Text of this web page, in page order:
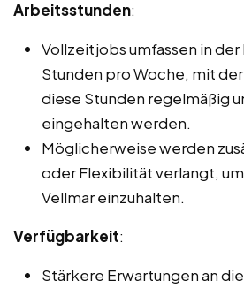
Arbeitsstunden:
Vollzeitjobs umfassen in
Stunden pro Woche, mit
diese Stunden regelmäßig
eingehalten werden.
Möglicherweise werden
oder Flexibilität verlangt,
Vellmar einzuhalten.
Verfügbarkeit:
Stärkere Erwartungen an